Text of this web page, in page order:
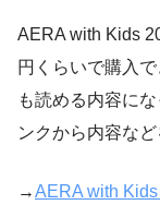
AERA with Kids
円くらいで購入
も読める内容に
ンクから内容な
→AERA with